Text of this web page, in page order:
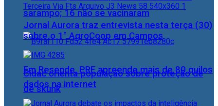
sarampo; 16 não se vacinaram
Em Resende, PRF apreende mais de 80 quilos
de skunk
Jornal Aurora traz entrevista nesta terça (30)
sobre o 1° AgroCoop em Campos
Cidac orienta população sobre proteção de
dados na internet